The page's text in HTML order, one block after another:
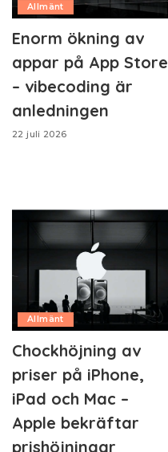
Allmänt
Enorm ökning av
appar på App Store
– vibecoding är
anledningen
22 juli 2026
Allmänt
Chockhöjning av
priser på iPhone,
iPad och Mac –
Apple bekräftar
prishöjningar